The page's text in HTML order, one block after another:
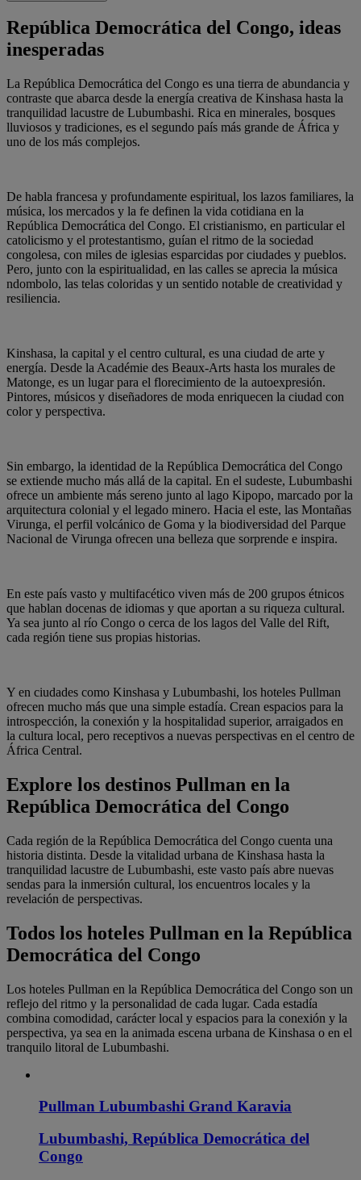
República Democrática del Congo, ideas
inesperadas
La República Democrática del Congo es una tierra de abundancia y
contraste que abarca desde la energía creativa de Kinshasa hasta la
tranquilidad lacustre de Lubumbashi. Rica en minerales, bosques
lluviosos y tradiciones, es el segundo país más grande de África y
uno de los más complejos.
De habla francesa y profundamente espiritual, los lazos familiares, la
música, los mercados y la fe definen la vida cotidiana en la
República Democrática del Congo. El cristianismo, en particular el
catolicismo y el protestantismo, guían el ritmo de la sociedad
congolesa, con miles de iglesias esparcidas por ciudades y pueblos.
Pero, junto con la espiritualidad, en las calles se aprecia la música
ndombolo, las telas coloridas y un sentido notable de creatividad y
resiliencia.
Kinshasa, la capital y el centro cultural, es una ciudad de arte y
energía. Desde la Académie des Beaux-Arts hasta los murales de
Matonge, es un lugar para el florecimiento de la autoexpresión.
Pintores, músicos y diseñadores de moda enriquecen la ciudad con
color y perspectiva.
Sin embargo, la identidad de la República Democrática del Congo
se extiende mucho más allá de la capital. En el sudeste, Lubumbashi
ofrece un ambiente más sereno junto al lago Kipopo, marcado por la
arquitectura colonial y el legado minero. Hacia el este, las Montañas
Virunga, el perfil volcánico de Goma y la biodiversidad del Parque
Nacional de Virunga ofrecen una belleza que sorprende e inspira.
En este país vasto y multifacético viven más de 200 grupos étnicos
que hablan docenas de idiomas y que aportan a su riqueza cultural.
Ya sea junto al río Congo o cerca de los lagos del Valle del Rift,
cada región tiene sus propias historias.
Y en ciudades como Kinshasa y Lubumbashi, los hoteles Pullman
ofrecen mucho más que una simple estadía. Crean espacios para la
introspección, la conexión y la hospitalidad superior, arraigados en
la cultura local, pero receptivos a nuevas perspectivas en el centro de
África Central.
Explore los destinos Pullman en la
República Democrática del Congo
Cada región de la República Democrática del Congo cuenta una
historia distinta. Desde la vitalidad urbana de Kinshasa hasta la
tranquilidad lacustre de Lubumbashi, este vasto país abre nuevas
sendas para la inmersión cultural, los encuentros locales y la
revelación de perspectivas.
Todos los hoteles Pullman en la República
Democrática del Congo
Los hoteles Pullman en la República Democrática del Congo son un
reflejo del ritmo y la personalidad de cada lugar. Cada estadía
combina comodidad, carácter local y espacios para la conexión y la
perspectiva, ya sea en la animada escena urbana de Kinshasa o en el
tranquilo litoral de Lubumbashi.
Pullman Lubumbashi Grand Karavia
Lubumbashi, República Democrática del
Congo